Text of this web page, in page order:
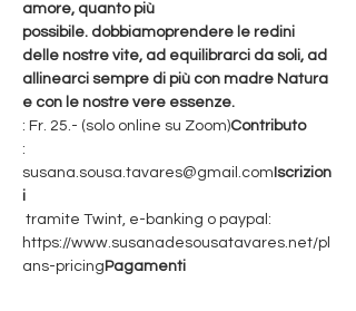
amore, quanto più
possibile. dobbiamoprendere le redini
delle nostre vite, ad equilibrarci da soli, ad
allinearci sempre di più con madre Natura
e con le nostre vere essenze.
: Fr. 25.- (solo online su Zoom)Contributo
:
susana.sousa.tavares@gmail.com Iscrizion
i
https://www.susanadesousatavares.net/pl
ans-pricing Pagamenti